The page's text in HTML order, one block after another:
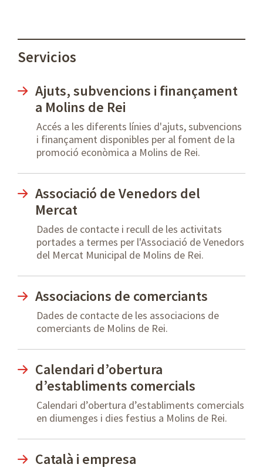
Servicios
Ajuts, subvencions i finançament
a Molins de Rei
Accés a les diferents línies d'ajuts, subvencions
i finançament disponibles per al foment de la
promoció econòmica a Molins de Rei.
Associació de Venedors del
Mercat
Dades de contacte i recull de les activitats
portades a termes per l'Associació de Venedors
del Mercat Municipal de Molins de Rei.
Associacions de comerciants
Dades de contacte de les associacions de
comerciants de Molins de Rei.
Calendari d’obertura
d’establiments comercials
Calendari d’obertura d’establiments comercials
en diumenges i dies festius a Molins de Rei.
Català i empresa